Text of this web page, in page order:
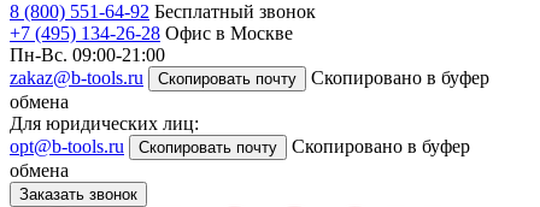
8 (800) 551-64-92 Бесплатный звонок
+7 (495) 134-26-28 Офис в Москве
Пн-Вс. 09:00-21:00
zakaz@b-tools.ru
Скопировать почту
Скопировано в буфер
обмена
Для юридических лиц:
opt@b-tools.ru
Скопировать почту
Скопировано в буфер
обмена
Заказать звонок